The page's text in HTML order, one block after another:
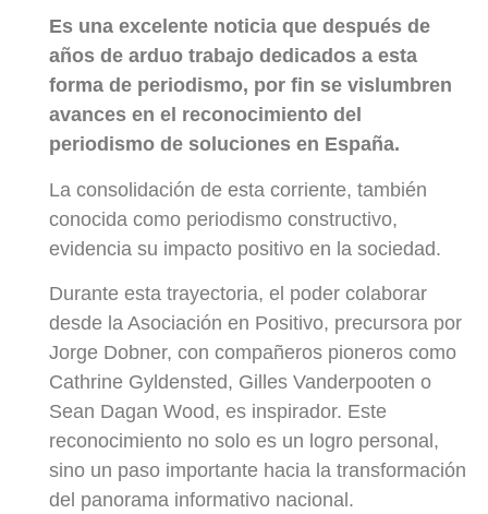
Es una excelente noticia que después de
años de arduo trabajo dedicados a esta
forma de periodismo, por fin se vislumbren
avances en el reconocimiento del
periodismo de soluciones en España.
La consolidación de esta corriente, también
conocida como periodismo constructivo,
evidencia su impacto positivo en la sociedad.
Durante esta trayectoria, el poder colaborar
desde la Asociación en Positivo, precursora por
Jorge Dobner, con compañeros pioneros como
Cathrine Gyldensted, Gilles Vanderpooten o
Sean Dagan Wood, es inspirador. Este
reconocimiento no solo es un logro personal,
sino un paso importante hacia la transformación
del panorama informativo nacional.